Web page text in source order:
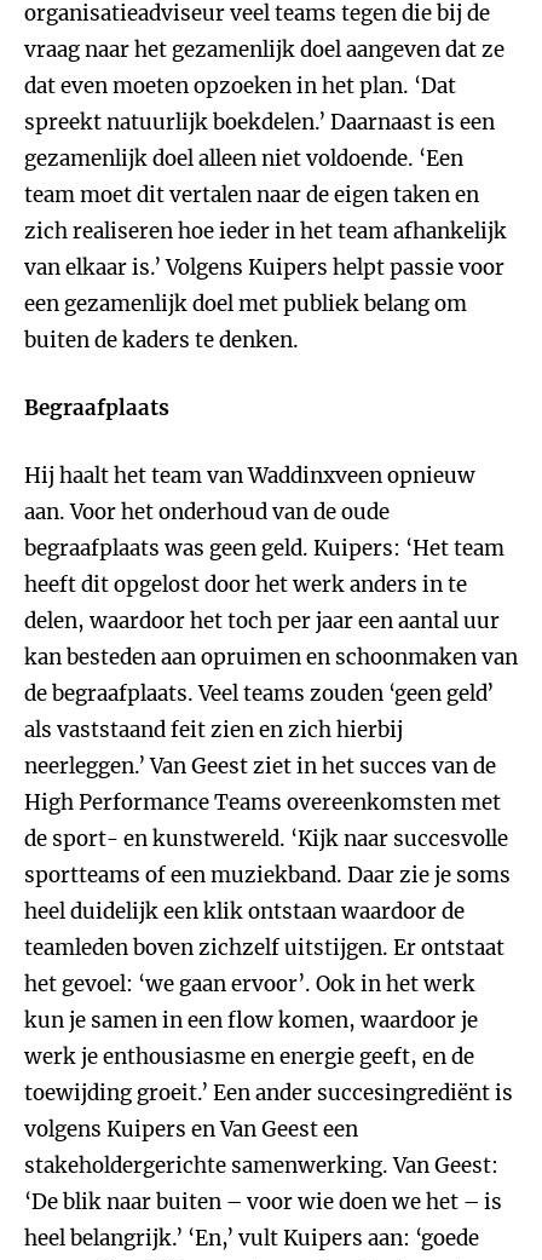
organisatieadviseur veel teams tegen die bij de
vraag naar het gezamenlijk doel aangeven dat ze
dat even moeten opzoeken in het plan. ‘Dat
spreekt natuurlijk boekdelen.’ Daarnaast is een
gezamenlijk doel alleen niet voldoende. ‘Een
team moet dit vertalen naar de eigen taken en
zich realiseren hoe ieder in het team afhankelijk
van elkaar is.’ Volgens Kuipers helpt passie voor
een gezamenlijk doel met publiek belang om
buiten de kaders te denken.
Begraafplaats
Hij haalt het team van Waddinxveen opnieuw
aan. Voor het onderhoud van de oude
begraafplaats was geen geld. Kuipers: ‘Het team
heeft dit opgelost door het werk anders in te
delen, waardoor het toch per jaar een aantal uur
kan besteden aan opruimen en schoonmaken van
de begraafplaats. Veel teams zouden ‘geen geld’
als vaststaand feit zien en zich hierbij
neerleggen.’ Van Geest ziet in het succes van de
High Performance Teams overeenkomsten met
de sport- en kunstwereld. ‘Kijk naar succesvolle
sportteams of een muziekband. Daar zie je soms
heel duidelijk een klik ontstaan waardoor de
teamleden boven zichzelf uitstijgen. Er ontstaat
het gevoel: ‘we gaan ervoor’. Ook in het werk
kun je samen in een flow komen, waardoor je
werk je enthousiasme en energie geeft, en de
toewijding groeit.’ Een ander succesingrediënt is
volgens Kuipers en Van Geest een
stakeholdergerichte samenwerking. Van Geest:
‘De blik naar buiten – voor wie doen we het – is
heel belangrijk.’ ‘En,’ vult Kuipers aan: ‘goede